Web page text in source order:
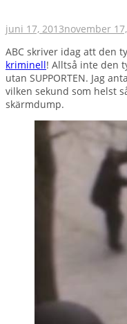
juni 17, 2013november
ABC skriver idag att den
kriminell! Alltså inte den
utan SUPPORTEN. Jag
vilken sekund som helst
skärmdump.